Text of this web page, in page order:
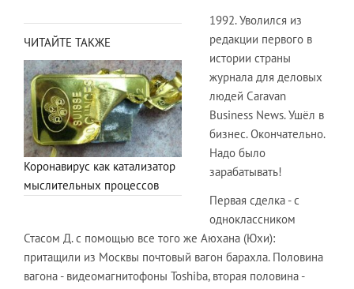
ЧИТАЙТЕ ТАКЖЕ
Коронавирус как катализатор
мыслительных процессов
1992. Уволился из
редакции первого в
истории страны
журнала для деловых
людей Caravan
Business News. Ушёл в
бизнес. Окончательно.
Надо было
зарабатывать!
Первая сделка - с
одноклассником
Стасом Д. с помощью все того же Аюхана (Юхи):
притащили из Москвы почтовый вагон барахла. Половина
вагона - видеомагнитофоны Toshiba, вторая половина -